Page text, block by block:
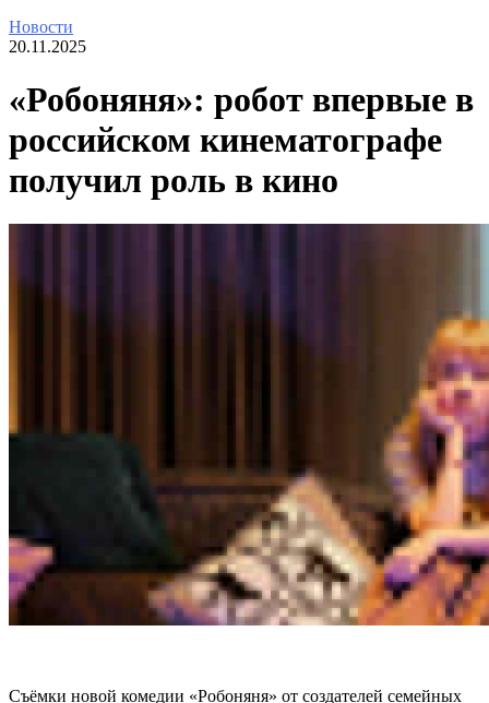
Новости
20.11.2025
«Робоняня»: робот впервые в
российском кинематографе
получил роль в кино
Съёмки новой комедии «Робоняня» от создателей семейных